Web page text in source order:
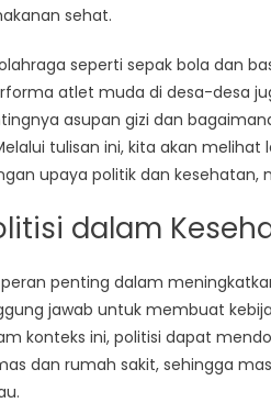
sehat.
seperti sepak bola dan
atlet muda di desa-desa
asupan gizi dan
tulisan ini, kita akan
upaya politik dan
dalam
penting dalam
jawab untuk membuat
konteks ini, politisi dapat
dan rumah sakit, sehingga